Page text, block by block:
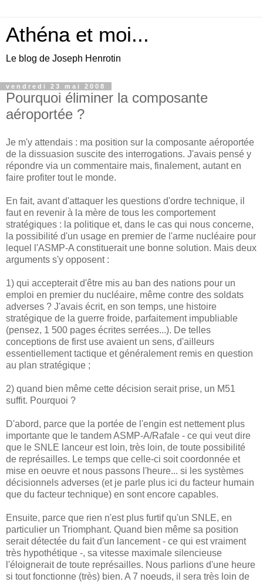
Athéna et moi...
Le blog de Joseph Henrotin
vendredi 23 mai 2008
Pourquoi éliminer la composante
aéroportée ?
Je m'y attendais : ma position sur la composante aéroportée
de la dissuasion suscite des interrogations. J'avais pensé y
répondre via un commentaire mais, finalement, autant en
faire profiter tout le monde.
En fait, avant d'attaquer les questions d'ordre technique, il
faut en revenir à la mère de tous les comportement
stratégiques : la politique et, dans le cas qui nous concerne,
la possibilité d'un usage en premier de l'arme nucléaire pour
lequel l'ASMP-A constituerait une bonne solution. Mais deux
arguments s'y opposent :
1) qui accepterait d'être mis au ban des nations pour un
emploi en premier du nucléaire, même contre des soldats
adverses ? J'avais écrit, en son temps, une histoire
stratégique de la guerre froide, parfaitement impubliable
(pensez, 1 500 pages écrites serrées...). De telles
conceptions de first use avaient un sens, d'ailleurs
essentiellement tactique et généralement remis en question
au plan stratégique ;
2) quand bien même cette décision serait prise, un M51
suffit. Pourquoi ?
D'abord, parce que la portée de l'engin est nettement plus
importante que le tandem ASMP-A/Rafale - ce qui veut dire
que le SNLE lanceur est loin, très loin, de toute possibilité
de représailles. Le temps que celle-ci soit coordonnée et
mise en oeuvre et nous passons l'heure... si les systèmes
décisionnels adverses (et je parle plus ici du facteur humain
que du facteur technique) en sont encore capables.
Ensuite, parce que rien n'est plus furtif qu'un SNLE, en
particulier un Triomphant. Quand bien même sa position
serait détectée du fait d'un lancement - ce qui est vraiment
très hypothétique -, sa vitesse maximale silencieuse
l'éloignerait de toute représailles. Nous parlions d'une heure
si tout fonctionne (très) bien. A 7 noeuds, il sera très loin de